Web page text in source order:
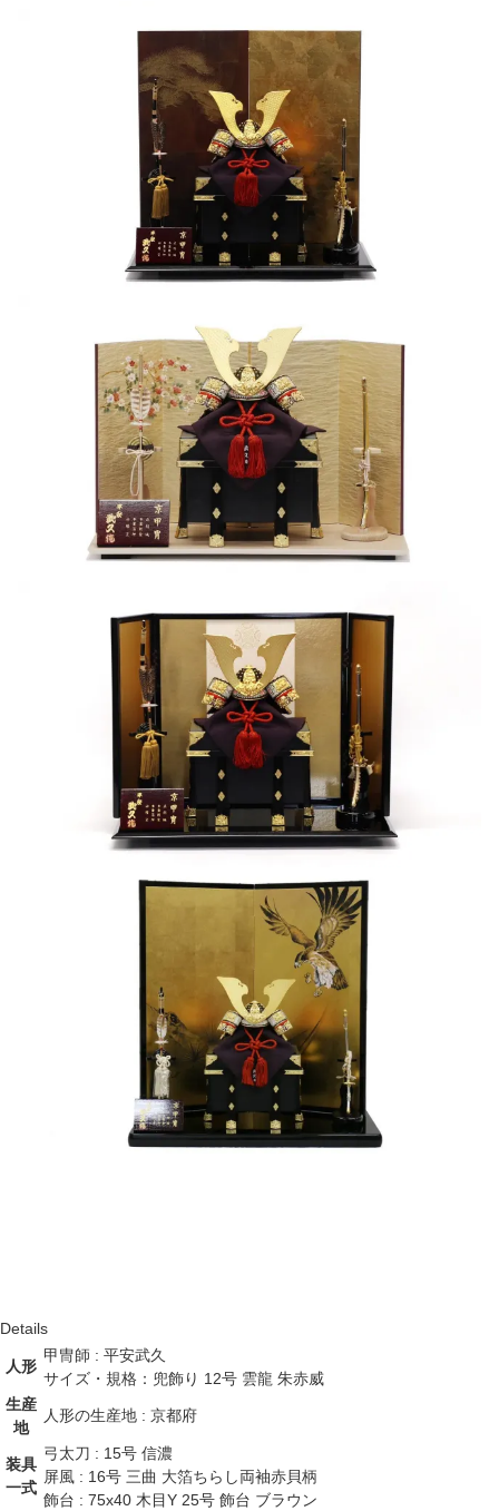
Details
人形
甲冑師 : 平安武久
サイズ・規格：兜飾り 12号 雲龍 朱赤威
生産
地
人形の生産地 : 京都府
装具
一式
弓太刀 : 15号 信濃
屏風 : 16号 三曲 大箔ちらし両袖赤貝柄
飾台 : 75x40 木目Y 25号 飾台 ブラウン